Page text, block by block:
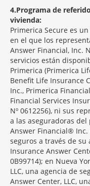
4 Programa de
vivienda:
Primerica Secure es
en el que los
Answer Financial, Inc.
servicios están
Primerica (Primerica
Benefit Life Insurance
Inc., Primerica
Financial Services
Nº 0612256), ni sus
a las aseguradoras del
Answer Financial®
seguros a través de
Insurance Answer
0B99714); en Nueva
LLC, una agencia de
Answer Center, LLC,